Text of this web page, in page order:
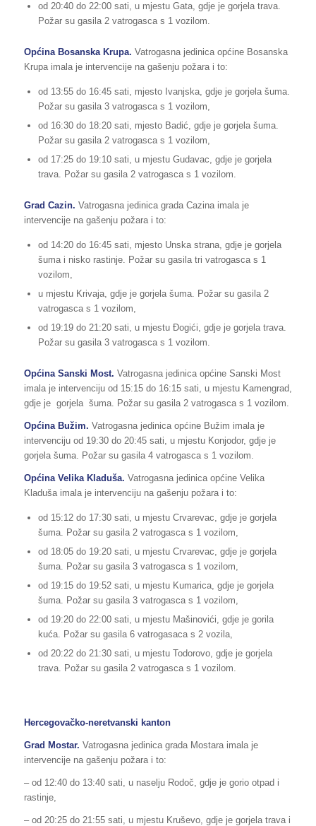
od 20:40 do 22:00 sati, u mjestu Gata, gdje je gorjela trava.
Požar su gasila 2 vatrogasca s 1 vozilom.
Općina Bosanska Krupa. Vatrogasna jedinica općine Bosanska
Krupa imala je intervencije na gašenju požara i to:
od 13:55 do 16:45 sati, mjesto Ivanjska, gdje je gorjela šuma.
Požar su gasila 3 vatrogasca s 1 vozilom,
od 16:30 do 18:20 sati, mjesto Badić, gdje je gorjela šuma.
Požar su gasila 2 vatrogasca s 1 vozilom,
od 17:25 do 19:10 sati, u mjestu Gudavac, gdje je gorjela
trava. Požar su gasila 2 vatrogasca s 1 vozilom.
Grad Cazin. Vatrogasna jedinica grada Cazina imala je
intervencije na gašenju požara i to:
od 14:20 do 16:45 sati, mjesto Unska strana, gdje je gorjela
šuma i nisko rastinje. Požar su gasila tri vatrogasca s 1
vozilom,
u mjestu Krivaja, gdje je gorjela šuma. Požar su gasila 2
vatrogasca s 1 vozilom,
od 19:19 do 21:20 sati, u mjestu Đogići, gdje je gorjela trava.
Požar su gasila 3 vatrogasca s 1 vozilom.
Općina Sanski Most. Vatrogasna jedinica općine Sanski Most
imala je intervenciju od 15:15 do 16:15 sati, u mjestu Kamengrad,
gdje je gorjela šuma. Požar su gasila 2 vatrogasca s 1 vozilom.
Općina Bužim. Vatrogasna jedinica općine Bužim imala je
intervenciju od 19:30 do 20:45 sati, u mjestu Konjodor, gdje je
gorjela šuma. Požar su gasila 4 vatrogasca s 1 vozilom.
Općina Velika Kladuša. Vatrogasna jedinica općine Velika
Kladuša imala je intervenciju na gašenju požara i to:
od 15:12 do 17:30 sati, u mjestu Crvarevac, gdje je gorjela
šuma. Požar su gasila 2 vatrogasca s 1 vozilom,
od 18:05 do 19:20 sati, u mjestu Crvarevac, gdje je gorjela
šuma. Požar su gasila 3 vatrogasca s 1 vozilom,
od 19:15 do 19:52 sati, u mjestu Kumarica, gdje je gorjela
šuma. Požar su gasila 3 vatrogasca s 1 vozilom,
od 19:20 do 22:00 sati, u mjestu Mašinovići, gdje je gorila
kuća. Požar su gasila 6 vatrogasaca s 2 vozila,
od 20:22 do 21:30 sati, u mjestu Todorovo, gdje je gorjela
trava. Požar su gasila 2 vatrogasca s 1 vozilom.
Hercegovačko-neretvanski kanton
Grad Mostar. Vatrogasna jedinica grada Mostara imala je
intervencije na gašenju požara i to:
– od 12:40 do 13:40 sati, u naselju Rodoč, gdje je gorio otpad i
rastinje,
– od 20:25 do 21:55 sati, u mjestu Kruševo, gdje je gorjela trava i